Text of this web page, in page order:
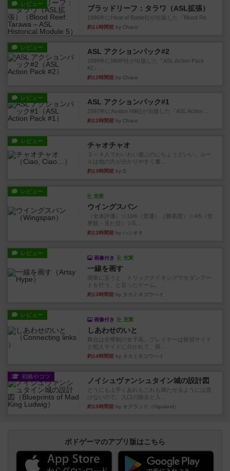
レビュー
ブラッドリーフ：タラワ（ASL拡張）
1996年にHeat of Battle社が出版した『Blood Re...
約11時間前 by Chaco
レビュー ASL アクションパック#2
1999年にMMP社が出版した『ASL Action Pack
#2』...
約12時間前 by Chaco
レビュー ASL アクションパック#1
1997年にAvalon Hill社が出版した『ASL Action ...
約12時間前 by Chaco
レビュー チャオチャオ
３～４人でわいわい遊ぶのにちょうどいい。ルー
ルは他の方が分かりやすく書...
約13時間前 by S
レビュー
充実
ウイングスパン
（全体評価）☆10/6（普通）（難易度）☆4/5（世
界観・見た目）☆5...
約13時間前 by ハシオキ
レビュー
画像付き 充実
一線を画す
簡単に言うと、トリックテイキングでモダンアー
トを行う、と言ったゲーム。...
約13時間前 by タカミネコウヘイ
レビュー
画像付き 充実
しあわせのいと
舞台は全寮制の女子高。プレイヤーは探偵サイド
と犯人サイドに分かれて、探...
約14時間前 by タカミネコウヘイ
戦略やコツ ノイシュヴァンシュタイン城の設計図
どうにも上手くあれもこれも満たせるようには置
けないので、入口の除去と入...
約15時間前 by オグランド（Oguland）
ボドゲーマのアプリ版はこちら